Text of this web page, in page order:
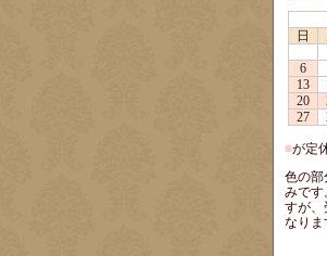
日
6
13
20
27
■が定
色の部
みです
すが、
なりま